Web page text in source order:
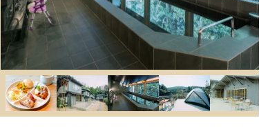
よくある質問
ホテル・宿泊業界情報コラム
無料 転職サポートに申し込む